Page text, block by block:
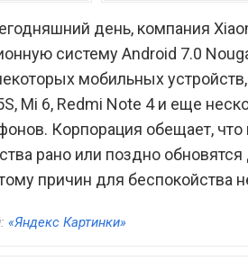
день, компания
систему Android 7.0
мобильных
Mi 6, Redmi Note 4 и еще
Корпорация обещает, что
рано или поздно обновятся
причин для беспокойства
«Яндекс Картинки»